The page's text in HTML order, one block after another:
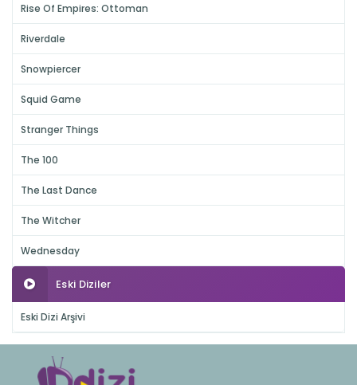
Rise Of Empires: Ottoman
Riverdale
Snowpiercer
Squid Game
Stranger Things
The 100
The Last Dance
The Witcher
Wednesday
Eski Diziler
Eski Dizi Arşivi